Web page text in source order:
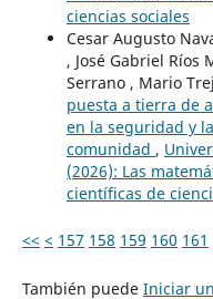
ciencias sociales
Cesar Augusto
, José Gabriel Ríos
Serrano , Mario
puesta a tierra de
en la seguridad y
comunidad ,
(2026): Las
científicas de
<< < 157 158 159 160 161
También puede Iniciar